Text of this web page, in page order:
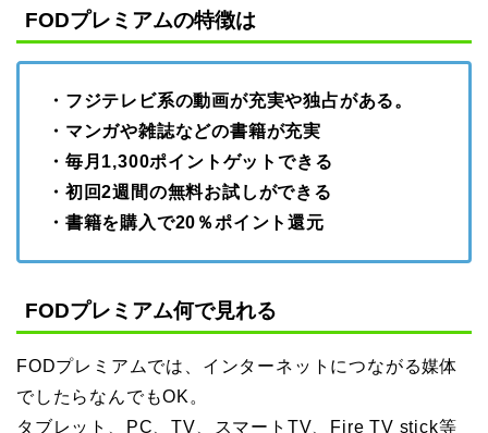
FODプレミアムの特徴は
・フジテレビ系の動画が充実や独占がある。
・マンガや雑誌などの書籍が充実
・毎月1,300ポイントゲットできる
・初回2週間の無料お試しができる
・書籍を購入で20％ポイント還元
FODプレミアム何で見れる
FODプレミアムでは、インターネットにつながる媒体
でしたらなんでもOK。
タブレット、PC、TV、スマートTV、Fire TV stick等